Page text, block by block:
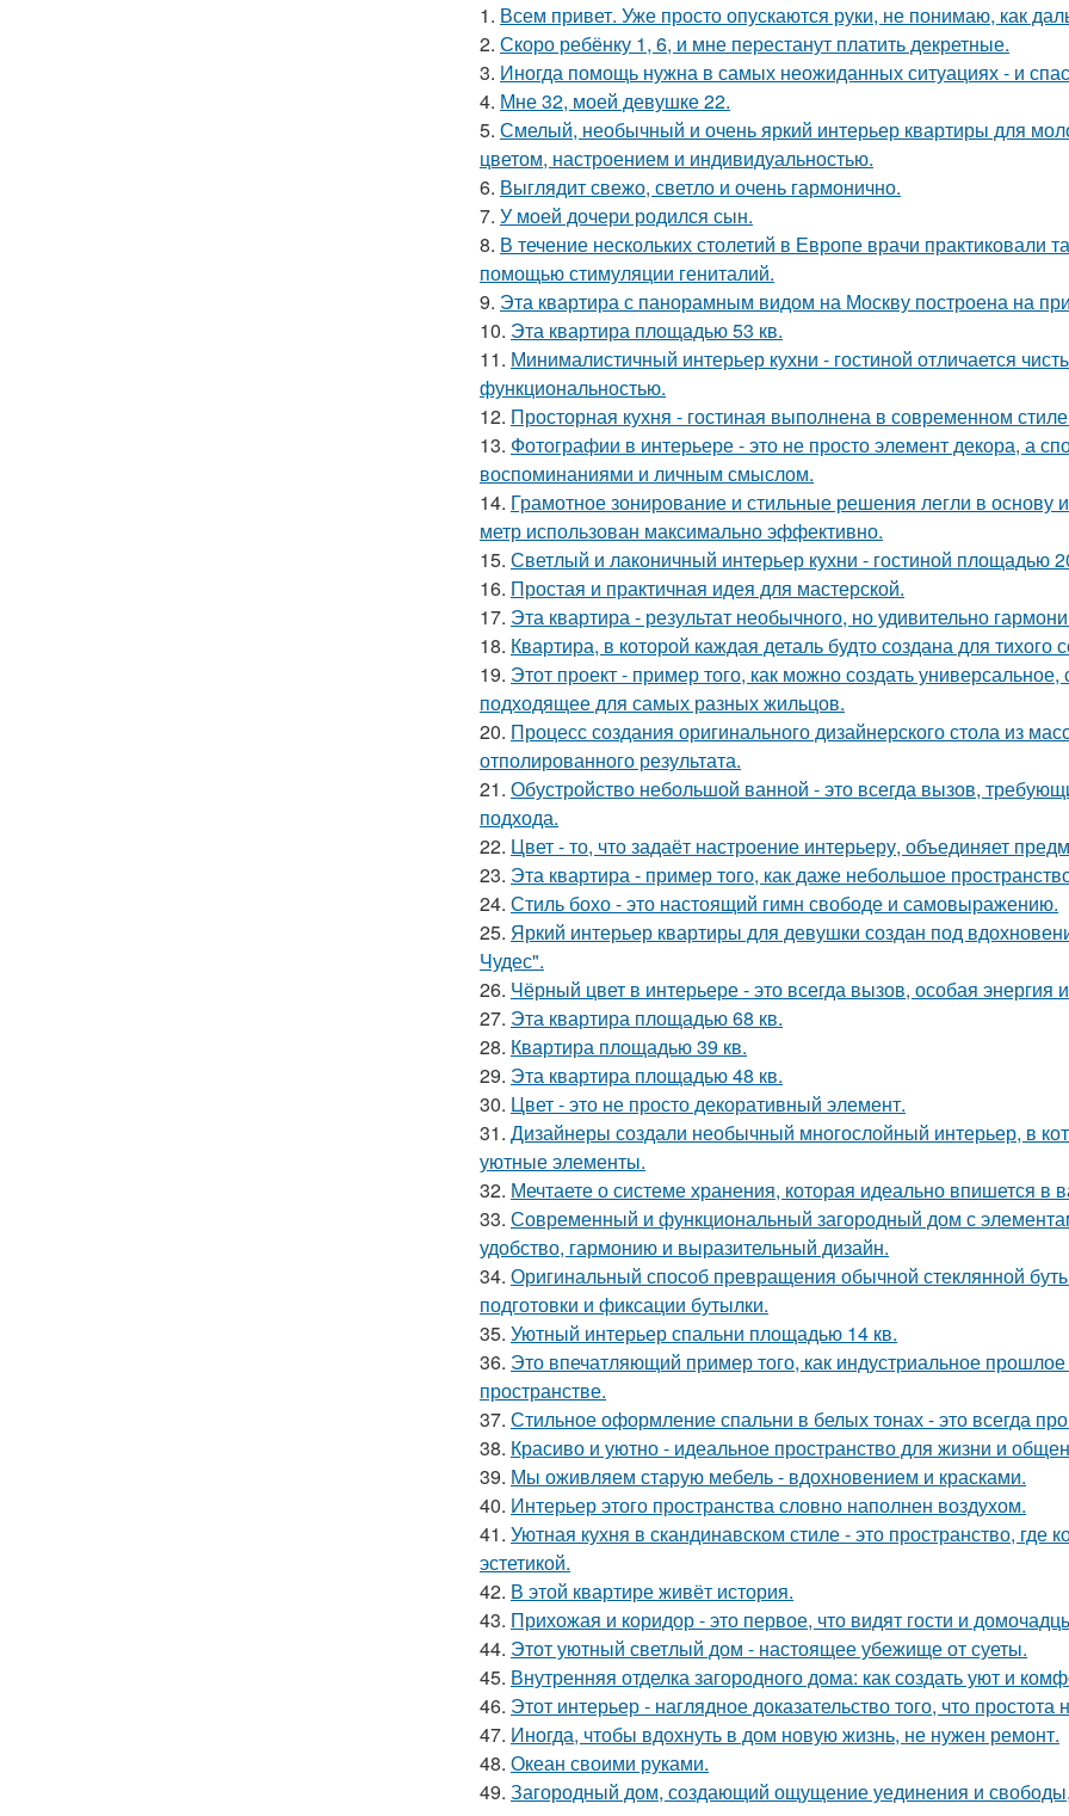
1. Всем привет. Уже просто опускаются руки, не понимаю, как
2. Скоро ребёнку 1, 6, и мне перестанут платить декретные.
3. Иногда помощь нужна в самых неожиданных ситуациях - и
4. Мне 32, моей девушке 22.
5. Смелый, необычный и очень яркий интерьер квартиры для
цветом, настроением и индивидуальностью.
6. Выглядит свежо, светло и очень гармонично.
7. У моей дочери родился сын.
8. В течение нескольких столетий в Европе врачи
помощью стимуляции гениталий.
9. Эта квартира с панорамным видом на Москву построена на
10. Эта квартира площадью 53 кв.
11. Минималистичный интерьер кухни - гостиной отличается
функциональностью.
12. Просторная кухня - гостиная выполнена в современном
13. Фотографии в интерьере - это не просто элемент декора, а
воспоминаниями и личным смыслом.
14. Грамотное зонирование и стильные решения легли в основу
метр использован максимально эффективно.
15. Светлый и лаконичный интерьер кухни - гостиной площадью
16. Простая и практичная идея для мастерской.
17. Эта квартира - результат необычного, но удивительно
18. Квартира, в которой каждая деталь будто создана для тихого
19. Этот проект - пример того, как можно создать
подходящее для самых разных жильцов.
20. Процесс создания оригинального дизайнерского стола из
отполированного результата.
21. Обустройство небольшой ванной - это всегда вызов,
подхода.
22. Цвет - то, что задаёт настроение интерьеру, объединяет
23. Эта квартира - пример того, как даже небольшое
24. Стиль бохо - это настоящий гимн свободе и самовыражению.
25. Яркий интерьер квартиры для девушки создан под
Чудес".
26. Чёрный цвет в интерьере - это всегда вызов, особая энергия
27. Эта квартира площадью 68 кв.
28. Квартира площадью 39 кв.
29. Эта квартира площадью 48 кв.
30. Цвет - это не просто декоративный элемент.
31. Дизайнеры создали необычный многослойный интерьер, в
уютные элементы.
32. Мечтаете о системе хранения, которая идеально впишется в
33. Современный и функциональный загородный дом с
удобство, гармонию и выразительный дизайн.
34. Оригинальный способ превращения обычной стеклянной
подготовки и фиксации бутылки.
35. Уютный интерьер спальни площадью 14 кв.
36. Это впечатляющий пример того, как индустриальное
пространстве.
37. Стильное оформление спальни в белых тонах - это всегда про
38. Красиво и уютно - идеальное пространство для жизни и
39. Мы оживляем старую мебель - вдохновением и красками.
40. Интерьер этого пространства словно наполнен воздухом.
41. Уютная кухня в скандинавском стиле - это пространство, где
эстетикой.
42. В этой квартире живёт история.
43. Прихожая и коридор - это первое, что видят гости и
44. Этот уютный светлый дом - настоящее убежище от суеты.
45. Внутренняя отделка загородного дома: как создать уют и
46. Этот интерьер - наглядное доказательство того, что простота
47. Иногда, чтобы вдохнуть в дом новую жизнь, не нужен ремонт.
48. Океан своими руками.
49. Загородный дом, создающий ощущение уединения и свободы,